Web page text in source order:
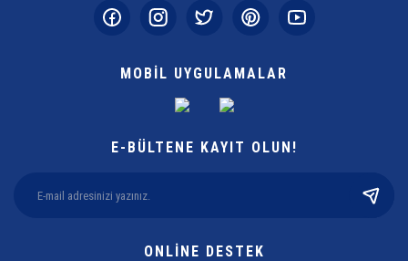
MOBİL UYGULAMALAR
E-BÜLTENE KAYIT OLUN!
ONLİNE DESTEK